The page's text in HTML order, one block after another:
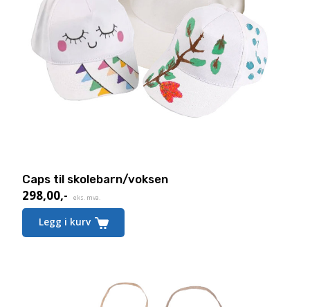
Caps til skolebarn/voksen
298,00,- eks. mva.
Legg i kurv